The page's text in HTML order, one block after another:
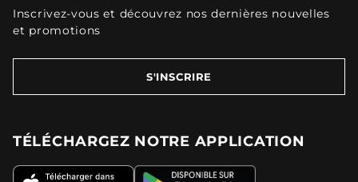
Inscrivez-vous et découvrez nos dernières nouvelles
et promotions
S'INSCRIRE
TÉLÉCHARGEZ NOTRE APPLICATION